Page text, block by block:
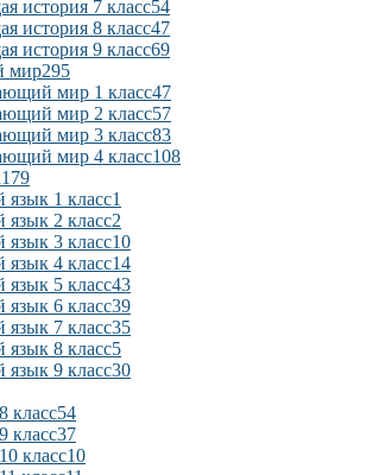
история 7 класс54
история 8 класс47
история 9 класс69
мир295
мир 1 класс47
мир 2 класс57
мир 3 класс83
мир 4 класс108
179
язык 1 класс1
язык 2 класс2
язык 3 класс10
язык 4 класс14
язык 5 класс43
язык 6 класс39
язык 7 класс35
язык 8 класс5
язык 9 класс30
класс54
класс37
класс10